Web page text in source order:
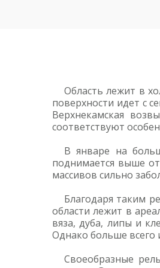
Область лежит в
поверхности идет с
Верхнекамская
соответствуют
В январе на
поднимается выше
массивов сильно
Благодаря таким
области лежит в
вяза, дуба, липы и
Однако больше всего
Своеобразные